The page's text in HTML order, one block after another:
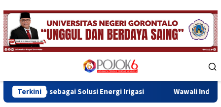
Skip
to
content
Menu
Terkini
Solusi Energi Irigasi Wawali Indra Gobel Tegaskan